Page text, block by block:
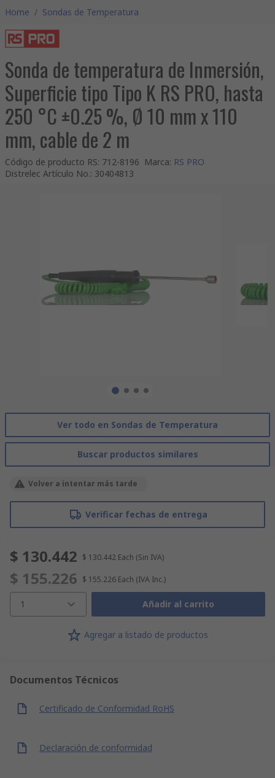
Home / Sondas de Temperatura
Sonda de temperatura de Inmersión,
Superficie tipo Tipo K RS PRO, hasta
250 °C ±0.25 %, Ø 10 mm x 110
mm, cable de 2 m
Código de producto RS: 712-8196 Marca: RS PRO
Distrelec Artículo No.: 30404813
Ver todo en Sondas de Temperatura
Buscar productos similares
Volver a intentar más tarde
Verificar fechas de entrega
$ 130.442 $ 130.442 Each (Sin IVA)
$ 155.226 $ 155.226 Each (IVA Inc.)
1 Añadir al carrito
Agregar a listado de productos
Documentos Técnicos
Certificado de Conformidad RoHS
Declaración de conformidad